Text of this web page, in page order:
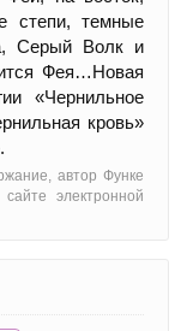
степи, темные
Серый Волк и
Фея…Новая
«Чернильное
кровь»
автор Функе
электронной